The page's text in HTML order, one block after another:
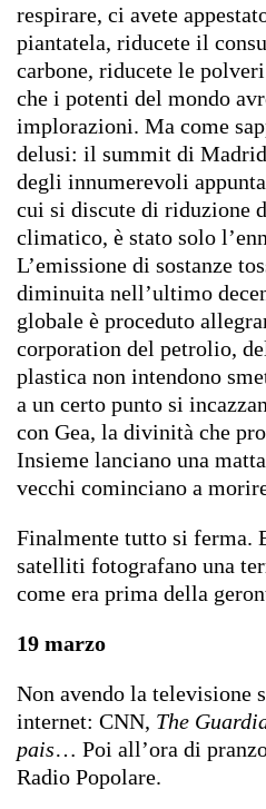
respirare, ci avete
piantatela, riducete il
carbone, riducete le
che i potenti del mondo
implorazioni. Ma come
delusi: il summit di
degli innumerevoli
cui si discute di riduzione
climatico, è stato solo
L’emissione di sostanze
diminuita nell’ultimo
globale è proceduto
corporation del petrolio,
plastica non intendono
a un certo punto si
con Gea, la divinità che
Insieme lanciano una
vecchi cominciano a
Finalmente tutto si ferma.
satelliti fotografano una
come era prima della
19 marzo
Non avendo la televisione
internet: CNN, The
pais… Poi all’ora di
Radio Popolare.